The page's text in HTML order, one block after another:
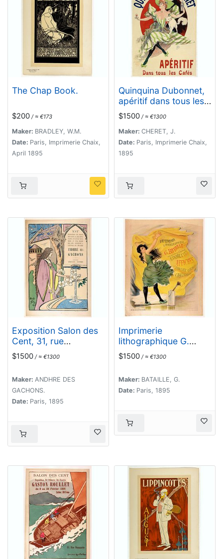
The Chap Book.
$200 / ≈ €173
Maker: BRADLEY, W.M.
Date: Paris, Imprimerie Chaix,
April 1895
Quinquina Dubonnet,
apéritif dans tous les
cafés.
$1500 / ≈ €1300
Maker: CHERET, J.
Date: Paris, Imprimerie Chaix,
1895
Exposition Salon des
Cent, 31, rue
Bonaparte, du douze
novembre au cinq
réservée à l'œuvre de
l'imagier Andhré des
Gachons.
$1500 / ≈ €1300
Maker: ANDHRE DES
GACHONS.
Date: Paris, 1895
Imprimerie
lithographique G.
BATAILLE 18&20 rue
de Chabrol -
tableaux annonces
calendriers Paris.
$1500 / ≈ €1300
Maker: BATAILLE, G.
Date: Paris, 1895